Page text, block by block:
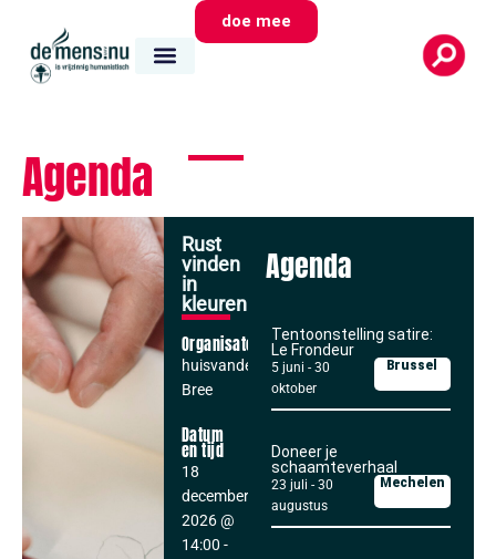
doe mee
Agenda
Rust
vinden
in
kleuren
Organisator
huisvandeMens
Bree
Datum
en tijd
18
december,
2026@
14:00 -
Agenda
Tentoonstelling satire:
Le Frondeur
5 juni - 30
oktober
Brussel
Doneer je
schaamteverhaal
23 juli - 30
augustus
Mechelen